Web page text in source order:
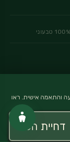
והתאמה אישית. ראו
דחיית הכל